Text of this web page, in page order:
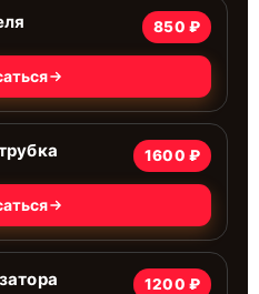
850 ₽
1600 ₽
1200 ₽